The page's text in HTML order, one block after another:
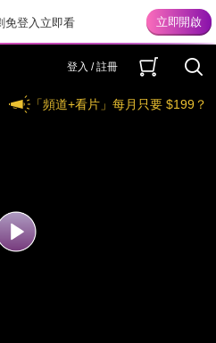
免登入立即看
登入 / 註冊
「頻道+看片」每月只要 $199？